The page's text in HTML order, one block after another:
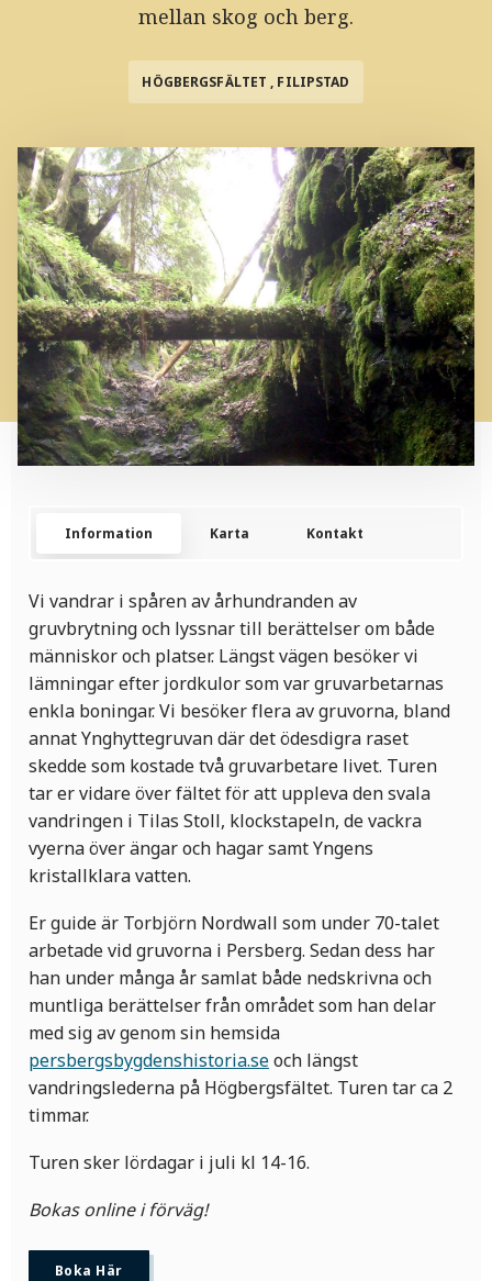
mellan skog och berg.
HÖGBERGSFÄLTET , FILIPSTAD
Information Karta Kontakt
Vi vandrar i spåren av århundranden av
gruvbrytning och lyssnar till berättelser om både
människor och platser. Längst vägen besöker vi
lämningar efter jordkulor som var gruvarbetarnas
enkla boningar. Vi besöker flera av gruvorna, bland
annat Ynghyttegruvan där det ödesdigra raset
skedde som kostade två gruvarbetare livet. Turen
tar er vidare över fältet för att uppleva den svala
vandringen i Tilas Stoll, klockstapeln, de vackra
vyerna över ängar och hagar samt Yngens
kristallklara vatten.
Er guide är Torbjörn Nordwall som under 70-talet
arbetade vid gruvorna i Persberg. Sedan dess har
han under många år samlat både nedskrivna och
muntliga berättelser från området som han delar
med sig av genom sin hemsida
persbergsbygdenshistoria.seoch längst
vandringslederna på Högbergsfältet. Turen tar ca 2
timmar.
Turen sker lördagar i juli kl 14-16.
Bokas online i förväg!
Boka Här